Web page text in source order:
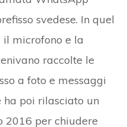
svedese. In quel
microfono e la
raccolte le
a foto e messaggi
poi rilasciato un
2016 per chiudere